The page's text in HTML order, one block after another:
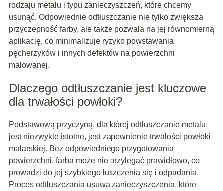
rodzaju metalu i typu zanieczyszczeń, które chcemy
usunąć. Odpowiednie odtłuszczanie nie tylko zwiększa
przyczepność farby, ale także pozwala na jej równomierną
aplikację, co minimalizuje ryzyko powstawania
pęcherzyków i innych defektów na powierzchni
malowanej.
Dlaczego odtłuszczanie jest kluczowe
dla trwałości powłoki?
Podstawową przyczyną, dla której odtłuszczanie metalu
jest niezwykle istotne, jest zapewnienie trwałości powłoki
malarskiej. Bez odpowiedniego przygotowania
powierzchni, farba może nie przylegać prawidłowo, co
prowadzi do jej szybkiego łuszczenia się i odpadania.
Proces odtłuszczania usuwa zanieczyszczenia, które